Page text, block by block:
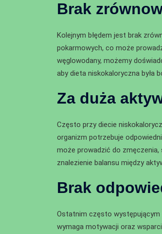
Brak
Kolejnym błędem jest brak
pokarmowych, co może
węglowodany, możemy
aby dieta niskokaloryczna była
Za duża
Często przy diecie
organizm potrzebuje
może prowadzić do
znalezienie balansu między
Brak
Ostatnim często występującym
wymaga motywacji oraz